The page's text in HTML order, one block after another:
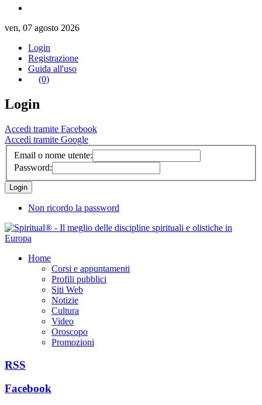
ven, 07 agosto 2026
Login
Registrazione
Guida all'uso
(0)
Login
Accedi tramite Facebook
Accedi tramite Google
Email o nome utente:
Password:
Non ricordo la password
Home
Corsi e appuntamenti
Profili pubblici
Siti Web
Notizie
Cultura
Video
Oroscopo
Promozioni
RSS
Facebook